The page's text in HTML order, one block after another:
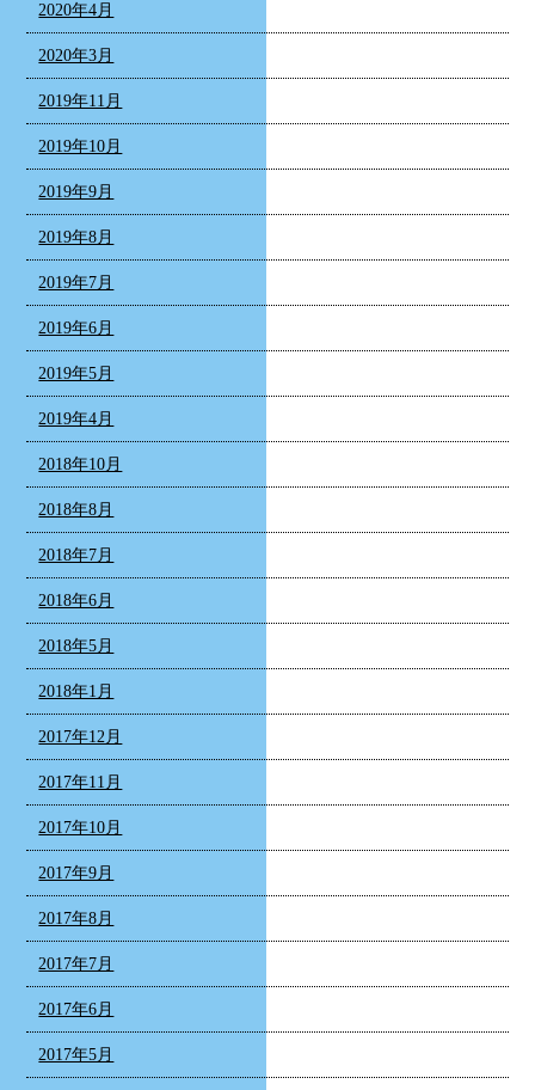
2020年4月
2020年3月
2019年11月
2019年10月
2019年9月
2019年8月
2019年7月
2019年6月
2019年5月
2019年4月
2018年10月
2018年8月
2018年7月
2018年6月
2018年5月
2018年1月
2017年12月
2017年11月
2017年10月
2017年9月
2017年8月
2017年7月
2017年6月
2017年5月